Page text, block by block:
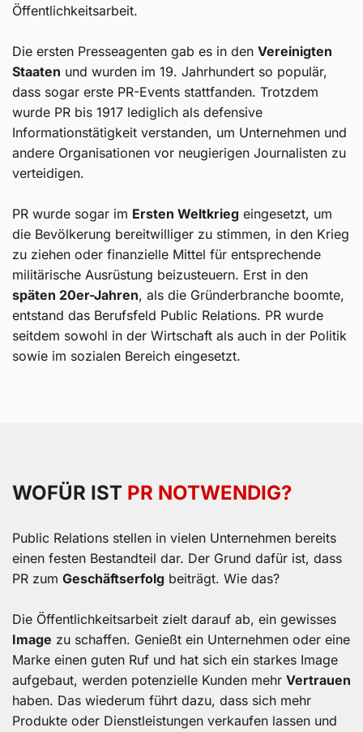
Öffentlichkeitsarbeit.
Die ersten Presseagenten gab es in den Vereinigten
Staaten und wurden im 19. Jahrhundert so populär,
dass sogar erste PR-Events stattfanden. Trotzdem
wurde PR bis 1917 lediglich als defensive
Informationstätigkeit verstanden, um Unternehmen und
andere Organisationen vor neugierigen Journalisten zu
verteidigen.
PR wurde sogar im Ersten Weltkrieg eingesetzt, um
die Bevölkerung bereitwilliger zu stimmen, in den Krieg
zu ziehen oder finanzielle Mittel für entsprechende
militärische Ausrüstung beizusteuern. Erst in den
späten 20er-Jahren, als die Gründerbranche boomte,
entstand das Berufsfeld Public Relations. PR wurde
seitdem sowohl in der Wirtschaft als auch in der Politik
sowie im sozialen Bereich eingesetzt.
WOFÜR IST PR NOTWENDIG?
Public Relations stellen in vielen Unternehmen bereits
einen festen Bestandteil dar. Der Grund dafür ist, dass
PR zum Geschäftserfolg beiträgt. Wie das?
Die Öffentlichkeitsarbeit zielt darauf ab, ein gewisses
Image zu schaffen. Genießt ein Unternehmen oder eine
Marke einen guten Ruf und hat sich ein starkes Image
aufgebaut, werden potenzielle Kunden mehr Vertrauen
haben. Das wiederum führt dazu, dass sich mehr
Produkte oder Dienstleistungen verkaufen lassen und